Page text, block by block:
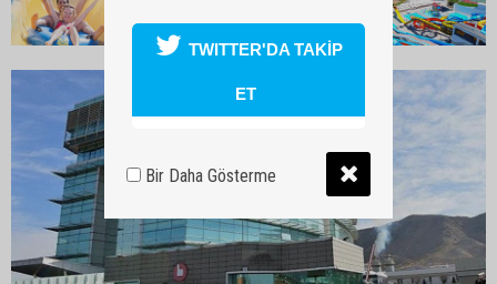
TWITTER'DA TAKİP
ET
Bir Daha Gösterme